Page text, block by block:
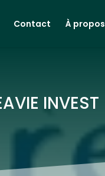
Contact À propos
INVEST